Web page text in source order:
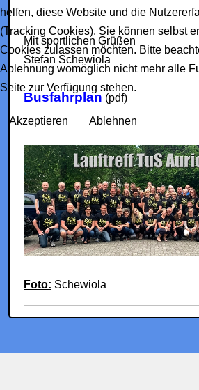
Mit sportlichen Grüßen
Stefan Schewiola
Busfahrplan (pdf)
Foto: Schewiola
helfen, diese Website und die
(Tracking Cookies). Sie können selbst
Cookies zulassen möchten. Bitte
Ablehnung womöglich nicht mehr alle
Seite zur Verfügung stehen.
Akzeptieren Ablehnen